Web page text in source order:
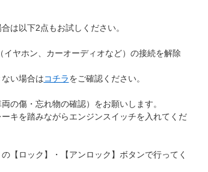
以下2点もお試しください。
イヤホン、カーオーディオなど）の接続を解除
い場合はコチラをご確認ください。
の傷・忘れ物の確認）をお願いします。
キを踏みながらエンジンスイッチを入れてくだ
【ロック】・【アンロック】ボタンで行ってく